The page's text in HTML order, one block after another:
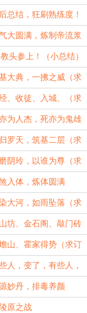
总结，狂刷熟练度！
大圆满，炼制帝流浆
头参上！（小总结）
大典，一拂之威（求
、收徒、入城、（求
为人杰，死亦为鬼雄
罗天，筑基二层（求
阴玲，以谁为尊（求
入体，炼体圆满
大河，如雨坠落（求
坊、金石阁、敲门砖
山、霍家得势（求订
人，变了，有些人，
妙丹，排毒养颜
原之战